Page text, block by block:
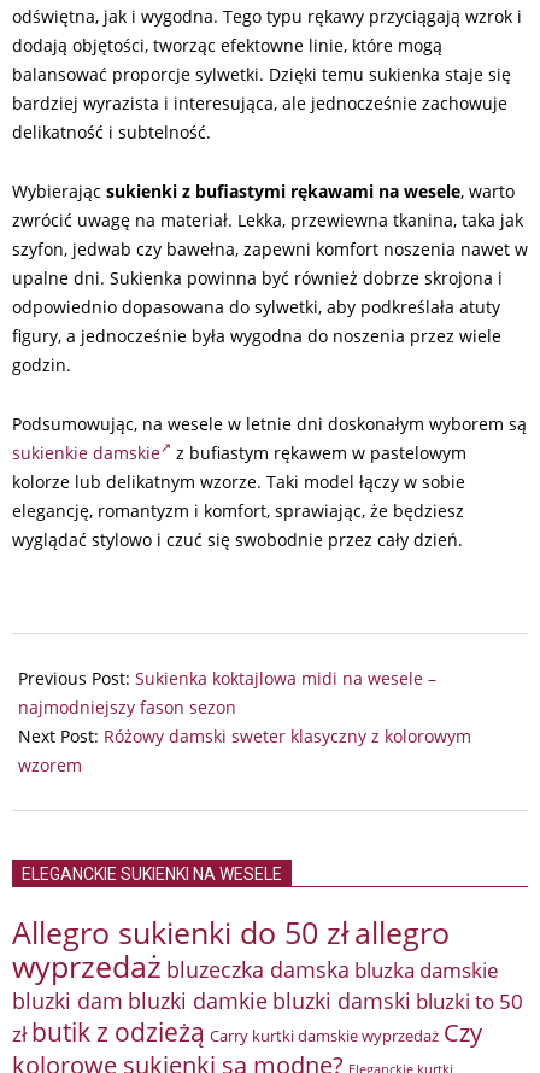
odświętna, jak i wygodna. Tego typu rękawy przyciągają wzrok i
dodają objętości, tworząc efektowne linie, które mogą
balansować proporcje sylwetki. Dzięki temu sukienka staje się
bardziej wyrazista i interesująca, ale jednocześnie zachowuje
delikatność i subtelność.
Wybierając sukienki z bufiastymi rękawami na wesele, warto
zwrócić uwagę na materiał. Lekka, przewiewna tkanina, taka jak
szyfon, jedwab czy bawełna, zapewni komfort noszenia nawet w
upalne dni. Sukienka powinna być również dobrze skrojona i
odpowiednio dopasowana do sylwetki, aby podkreślała atuty
figury, a jednocześnie była wygodna do noszenia przez wiele
godzin.
Podsumowując, na wesele w letnie dni doskonałym wyborem są
sukienkie damskie
z bufiastym rękawem w pastelowym
kolorze lub delikatnym wzorze. Taki model łączy w sobie
elegancję, romantyzm i komfort, sprawiając, że będziesz
wyglądać stylowo i czuć się swobodnie przez cały dzień.
07-
19
Previous Post: Sukienka koktajlowa midi na wesele –
najmodniejszy fason sezon
Next Post: Różowy damski sweter klasyczny z kolorowym
wzorem
ELEGANCKIE SUKIENKI NA WESELE
Allegro sukienki do 50 złallegro
wyprzedaż bluzeczka damska bluzka damskie
bluzki dam bluzki damkie bluzki damski bluzki to 50
zł butik z odzieżą Carry kurtki damskie wyprzedaż Czy
kolorowe sukienki są modne? Eleganckie kurtki